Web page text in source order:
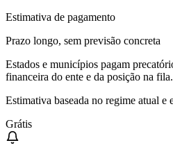
Estimativa de pagamento
Prazo longo, sem previsão concreta
Estados e municípios pagam
financeira do ente e da posição na fila.
Estimativa baseada no regime atual
Grátis